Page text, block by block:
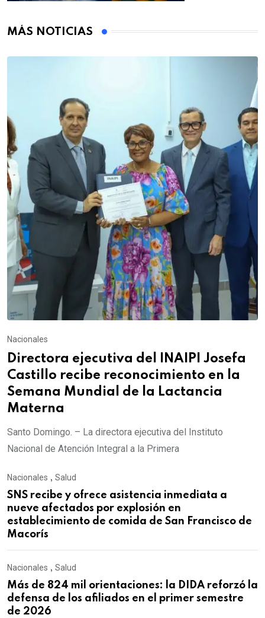
MÁS NOTICIAS
Nacionales
Directora ejecutiva del INAIPI Josefa
Castillo recibe reconocimiento en la
Semana Mundial de la Lactancia
Materna
Santo Domingo. – La directora ejecutiva del Instituto
Nacional de Atención Integral a la Primera
Nacionales , Salud
SNS recibe y ofrece asistencia inmediata a
nueve afectados por explosión en
establecimiento de comida de San Francisco de
Macorís
Nacionales , Salud
Más de 824 mil orientaciones: la DIDA reforzó la
defensa de los afiliados en el primer semestre
de 2026